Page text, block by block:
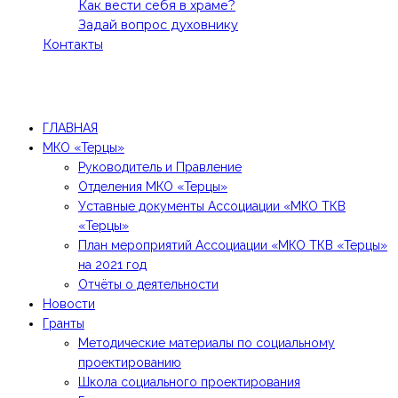
Как вести себя в храме?
Задай вопрос духовнику
Контакты
ГЛАВНАЯ
МКО «Терцы»
Руководитель и Правление
Отделения МКО «Терцы»
Уставные документы Ассоциации «МКО ТКВ
«Терцы»
План мероприятий Ассоциации «МКО ТКВ «Терцы»
на 2021 год
Отчёты о деятельности
Новости
Гранты
Методические материалы по социальному
проектированию
Школа социального проектирования